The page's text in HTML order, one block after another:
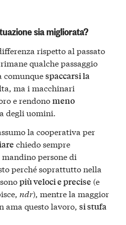
sia migliorata?
rispetto al passato
qualche passaggio
comunquespaccarsi la
ma i macchinari
e rendonomeno
degli uomini.
la cooperativa per
chiedo sempre
persone di
perché soprattutto nella
sonopiù veloci e precise (e
ndr), mentre la maggior
ama questo lavoro,si stufa